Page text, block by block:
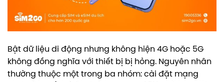
Bật dữ liệu di động nhưng không hiện 4G hoặc 5G
không đồng nghĩa với thiết bị bị hỏng. Nguyên nhân
thường thuộc một trong ba nhóm: cài đặt mạng